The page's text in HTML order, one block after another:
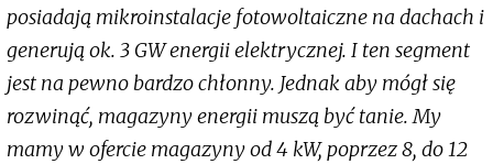
posiadają mikroinstalacje fotowoltaiczne na dachach i
generują ok. 3 GW energii elektrycznej. I ten segment
jest na pewno bardzo chłonny. Jednak aby mógł się
rozwinąć, magazyny energii muszą być tanie. My
mamy w ofercie magazyny od 4 kW, poprzez 8, do 12